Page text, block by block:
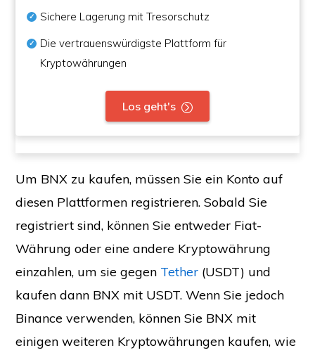
Sichere Lagerung mit Tresorschutz
Die vertrauenswürdigste Plattform für
Kryptowährungen
Los geht's
Um BNX zu kaufen, müssen Sie ein Konto auf
diesen Plattformen registrieren. Sobald Sie
registriert sind, können Sie entweder Fiat-
Währung oder eine andere Kryptowährung
einzahlen, um sie gegen Tether (USDT) und
kaufen dann BNX mit USDT. Wenn Sie jedoch
Binance verwenden, können Sie BNX mit
einigen weiteren Kryptowährungen kaufen, wie